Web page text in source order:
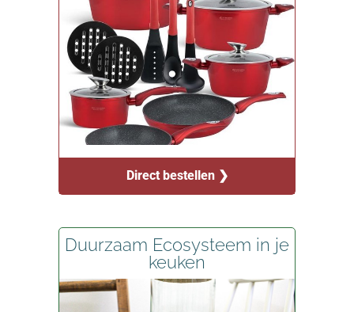
Direct bestellen ❯
Duurzaam Ecosysteem in je
keuken